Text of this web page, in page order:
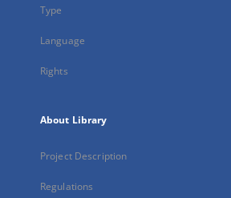
Type
Language
Rights
About Library
Project Description
Regulations